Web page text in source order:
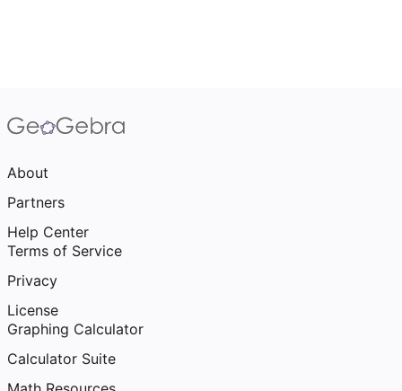
About
Partners
Help Center
Terms of Service
Privacy
License
Graphing Calculator
Calculator Suite